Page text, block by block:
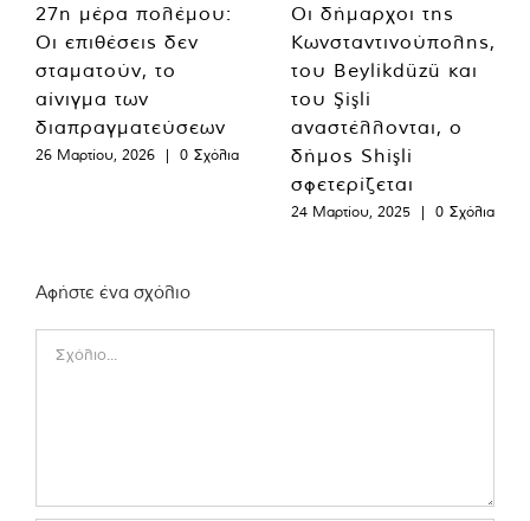
27η μέρα πολέμου:
Οι επιθέσεις δεν
σταματούν, το
αίνιγμα των
διαπραγματεύσεων
26 Μαρτίου, 2026 | 0 Σχόλια
Οι δήμαρχοι της
Κωνσταντινούπολης,
του Beylikdüzü και
του Şişli
αναστέλλονται, ο
δήμος Shişli
σφετερίζεται
24 Μαρτίου, 2025 | 0 Σχόλια
Αφήστε ένα σχόλιο